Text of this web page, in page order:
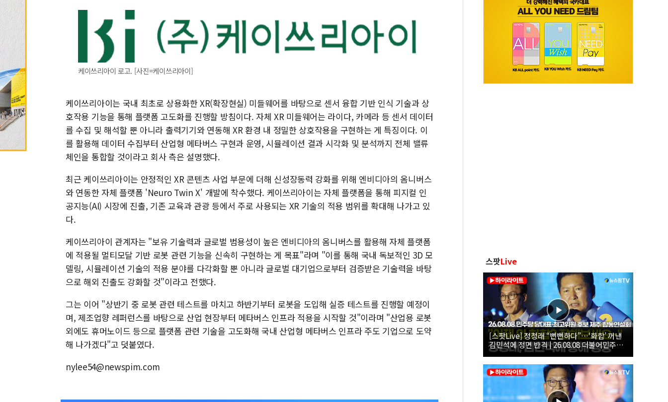
케이쓰리아이 로고. [사진=케이쓰리아이]
케이쓰리아이는 국내 최초로 상용화한 XR(확장현실) 미들웨어를 바탕으로 센서 융합 기반 인식 기술과 상
호작용 기능을 통해 플랫폼 고도화를 진행할 방침이다. 자체 XR 미들웨어는 라이다, 카메라 등 센서 데이터
를 수집 및 해석할 뿐 아니라 출력기기와 연동해 XR 환경 내 정밀한 상호작용을 구현하는 게 특징이다. 이
를 활용해 데이터 수집부터 산업형 메타버스 구현과 운영, 시뮬레이션 결과 시각화 및 분석까지 전체 밸류
체인을 통합할 것이라고 회사 측은 설명했다.
최근 케이쓰리아이는 안정적인 XR 콘텐츠 사업 부문에 더해 신성장동력 강화를 위해 엔비디아의 옴니버스
와 연동한 자체 플랫폼 'Neuro Twin X' 개발에 착수했다. 케이쓰리아이는 자체 플랫폼을 통해 피지컬 인
공지능(AI) 시장에 진출, 기존 교육과 관광 등에서 주로 사용되는 XR 기술의 적용 범위를 확대해 나가고 있
다.
케이쓰리아이 관계자는 "보유 기술력과 글로벌 범용성이 높은 엔비디아의 옴니버스를 활용해 자체 플랫폼
에 적용될 멀티모달 기반 로봇 관련 기능을 신속히 구현하는 게 목표"라며 "이를 통해 국내 독보적인 3D 모
델링, 시뮬레이션 기술의 적용 분야를 다각화할 뿐 아니라 글로벌 대기업으로부터 검증받은 기술력을 바탕
으로 해외 진출도 강화할 것"이라고 전했다.
그는 이어 "상반기 중 로봇 관련 테스트를 마치고 하반기부터 로봇을 도입해 실증 테스트를 진행할 예정이
며, 제조업향 레퍼런스를 바탕으로 산업 현장부터 메타버스 인프라 적용을 시작할 것"이라며 "산업용 로봇
외에도 휴머노이드 등으로 플랫폼 관련 기술을 고도화해 국내 산업형 메타버스 인프라 주도 기업으로 도약
해 나가겠다"고 덧붙였다.
nylee54@newspim.com
스팟Live
[스팟Live] 정청래 “뻔뻔하다”…‘화합’ 꺼낸
김민석에 정면 반격 | 26.08.08 더불어민주당
당대표·최고위원 후보 제주 합동연설회